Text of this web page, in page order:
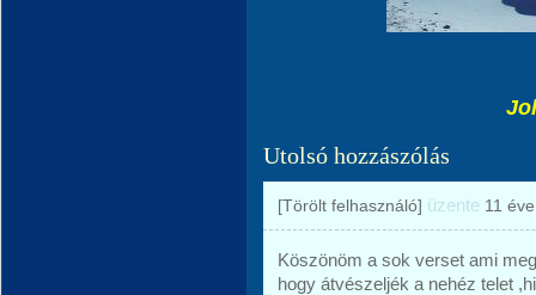
Utolsó hozzászólás
[Törölt felhasználó] üzente 11 éve
Köszönöm a sok verset ami
hogy átvészeljék a nehéz telet